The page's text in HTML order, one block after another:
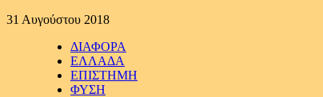
31 Αυγούστου 2018
ΔΙΑΦΟΡΑ
ΕΛΛΑΔΑ
ΕΠΙΣΤΗΜΗ
ΦΥΣΗ